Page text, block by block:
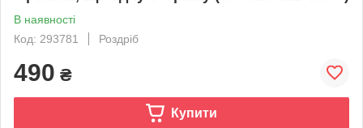
В наявності
Код: 293781
Роздріб
490 ₴
Купити